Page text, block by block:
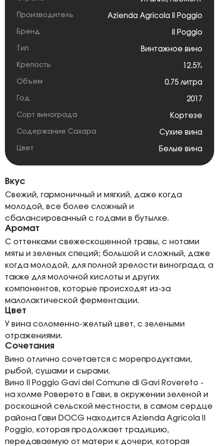
Производитель Azienda Agricola Il Poggio
Бренд Il Poggio
Тип Винтажное вино
Крепость 12.5%
Объем 0.75 литра
Год 2017
Сорт винограда Кортезе
Содержание Сахара Сухие вина
Цвет Белые вина
Вкус
Свежий, гармоничный и мягкий, даже когда
молодой, все более сложный и
сбалансированный с годами в бутылке.
Аромат
С оттенками свежескошенной травы, с нотами
мяты и зеленых специй; большой и сложный, даже
когда молодой, для полной зрелости винограда, а
также для молочной кислоты и других
компонентов, которые происходят из-за
малолактической ферментации.
Цвет
У вина соломенно-желтый цвет, с зелеными
отражениями.
Сочетания
Вино отлично сочетается с морепродуктами,
рыбой, сушами и сырами.
Вино Il Poggio Gavi del Comune di Gavi Rovereto -
на холме Роверето в Гави, в окружении зеленой и
роскошной сельской местности, в самом сердце
района Гави DOCG находится Azienda Agricola Il
Poggio, которая продолжает традицию,
передаваемую от матери к дочери, которая